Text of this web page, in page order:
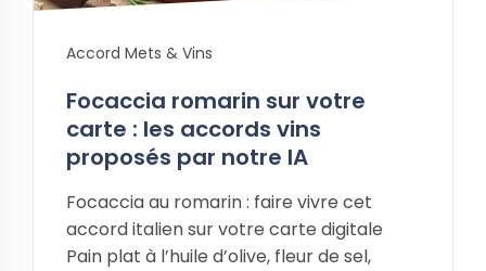
Accord Mets & Vins
Focaccia romarin sur votre
carte : les accords vins
proposés par notre IA
Focaccia au romarin : faire vivre cet
accord italien sur votre carte digitale
Pain plat à l’huile d’olive, fleur de sel,